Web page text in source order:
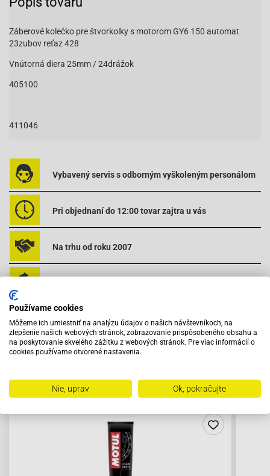
Záberové kolečko pre štvorkolky s motorom GY6 150 automat
23zubov reťaz 428
Vnútorná diera 25mm / 24drážok
405100
411046
Vybavený servis s odborným vyškoleným personálom
Pri objednaní do 12:00 tovar zajtra u vás
Na trhu od roku 2007
Odporúčame zakúpiť s výrobkom
Používame cookies
Môžeme ich umiestniť na analýzu údajov o našich návštevníkoch, na
zlepšenie našich webových stránok, zobrazovanie prispôsobeného obsahu a
na poskytovanie skvelého zážitku z webových stránok. Pre viac informácií o
cookies používame otvorené nastavenia.
Nie, uprav Ok, pokračujte